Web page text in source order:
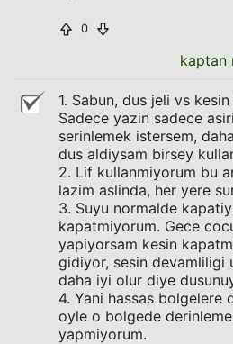
0
kaptan
1. Sabun, dus jeli vs
Sadece yazin sadece
serinlemek istersem,
dus aldiysam birsey
2. Lif kullanmiyorum bu
lazim aslinda, her yere
3. Suyu normalde
kapatmiyorum. Gece
yapiyorsam kesin
gidiyor, sesin devamliligi
daha iyi olur diye
4. Yani hassas bolgelere
oyle o bolgede
yapmiyorum.